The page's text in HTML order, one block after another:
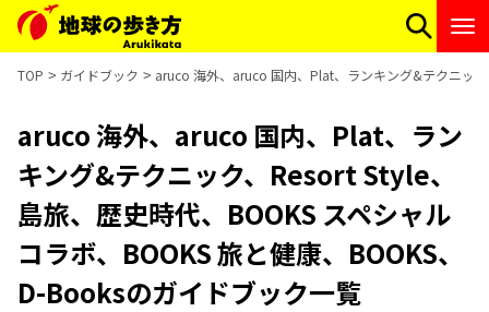
TOP ガイドブック aruco 海外、aruco 国内、Plat、ランキング&テクニッ
aruco 海外、aruco 国内、Plat、ラン
キング&テクニック、Resort Style、
島旅、歴史時代、BOOKS スペシャル
コラボ、BOOKS 旅と健康、BOOKS、
D-Booksのガイドブック一覧